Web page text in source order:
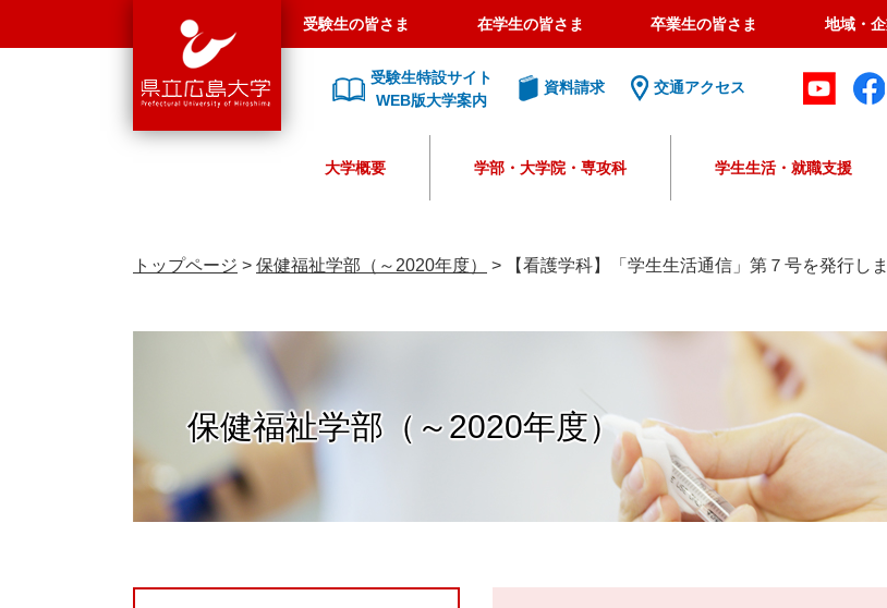
島
大
受験生の皆さま 在学生の皆さま 卒業生の皆さま 地域・
受験生特設サイト
WEB版大学案内
資料請求 交通アクセス
o
e
カ
ス
タ
ム
検
大学概要 学部・大学院・専攻科 学生生活・就職支援
トップページ > 保健福祉学部（～2020年度） > 【看護学科】「学生生活通信」第７号を発行し
保健福祉学部（～2020年度）